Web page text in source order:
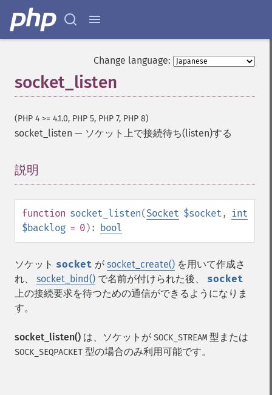
Change language:
socket_listen
(PHP 4 >= 4.1.0, PHP 5, PHP 7, PHP 8)
socket_listen — ソケット上で接続待ち(listen)する
説明
function socket_listen(Socket $socket ,
int
$backlog = 0): bool
ソケット socket が socket_create() を用いて作成さ
れ、 socket_bind() で名前が付けられた後、 socket
上の接続要求を待つための通信ができるようになりま
す。
socket_listen() は、ソケットが SOCK_STREAM 型または
SOCK_SEQPACKET 型の場合のみ利用可能です。